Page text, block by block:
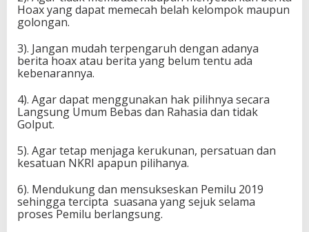
Hoax yang dapat memecah belah kelompok maupun
golongan.
3). Jangan mudah terpengaruh dengan adanya
berita hoax atau berita yang belum tentu ada
kebenarannya.
4). Agar dapat menggunakan hak pilihnya secara
Langsung Umum Bebas dan Rahasia dan tidak
Golput.
5). Agar tetap menjaga kerukunan, persatuan dan
kesatuan NKRI apapun pilihanya.
6). Mendukung dan mensukseskan Pemilu 2019
sehingga tercipta suasana yang sejuk selama
proses Pemilu berlangsung.